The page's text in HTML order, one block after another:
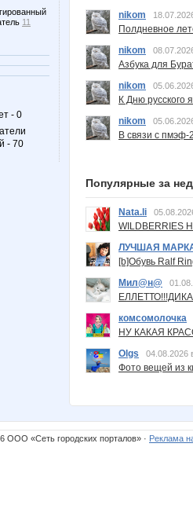
11
- 0
- 70
nikom
Полдневное
nikom
Азбука для
nikom
К Дню русского
nikom
В связи с пмэф-
Популярные за
Nata.li
ЛУЧШАЯ
[b]Обувь Ralf
Мил@н@
комсомолочка
НУ КАКАЯ
Olgs
04.08.2026
Фото вещей из
ООО «Сеть городских порталов» · Реклама